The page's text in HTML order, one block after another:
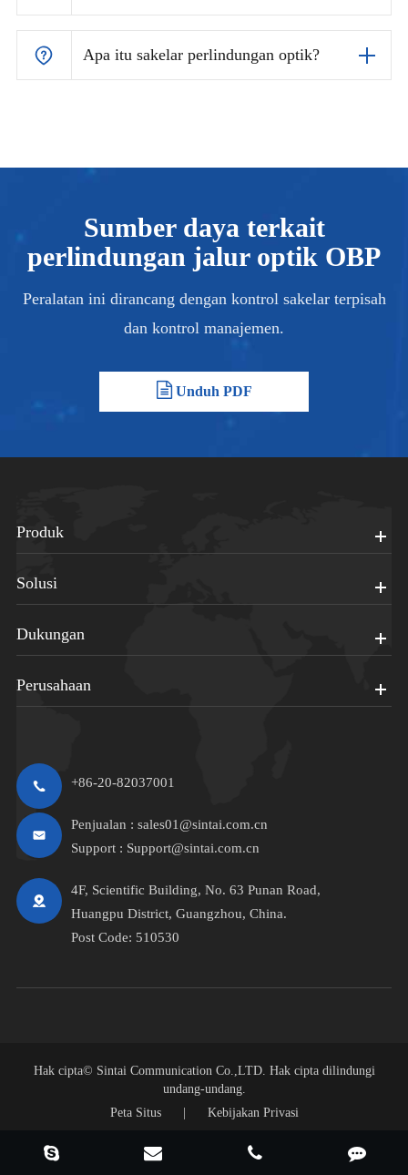
Apa itu sakelar perlindungan optik?
Sumber daya terkait
perlindungan jalur optik OBP
Peralatan ini dirancang dengan kontrol sakelar terpisah
dan kontrol manajemen.
Unduh PDF
Produk
Solusi
Dukungan
Perusahaan
+86-20-82037001
Penjualan : sales01@sintai.com.cn
Support : Support@sintai.com.cn
4F, Scientific Building, No. 63 Punan Road,
Huangpu District, Guangzhou, China.
Post Code: 510530
Hak cipta© Sintai Communication Co.,LTD. Hak cipta dilindungi
undang-undang.
Peta Situs
Kebijakan Privasi